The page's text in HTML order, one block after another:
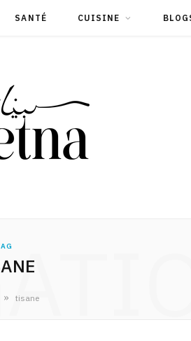
SANTÉ CUISINE
» tisane